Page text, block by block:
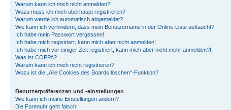
Warum kann ich mich nicht anmelden?
Wozu muss ich mich überhaupt registrieren?
Warum werde ich automatisch abgemeldet?
Wie kann ich verhindern, dass mein Benutzername in der Online-Liste auftaucht?
Ich habe mein Passwort vergessen!
Ich habe mich registriert, kann mich aber nicht anmelden!
Ich habe mich vor einiger Zeit registriert, kann mich aber nicht mehr anmelden?!
Was ist COPPA?
Warum kann ich mich nicht registrieren?
Wozu ist die „Alle Cookies des Boards löschen“-Funktion?
Benutzerpräferenzen und -einstellungen
Wie kann ich meine Einstellungen ändern?
Die Forenuhr geht falsch!